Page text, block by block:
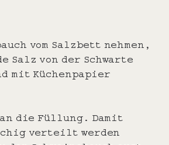
vom Salzbett nehmen,
Salz von der Schwarte
mit Küchenpapier
die Füllung. Damit
verteilt werden